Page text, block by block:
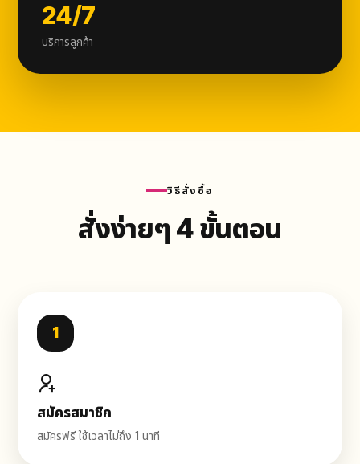
24/7
บริการลูกค้า
วิธีสั่งซื้อ
สั่งง่ายๆ 4 ขั้นตอน
1
สมัครสมาชิก
สมัครฟรี ใช้เวลาไม่ถึง 1 นาที